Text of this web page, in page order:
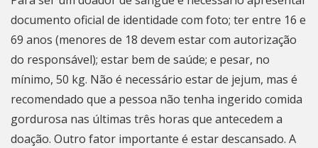
documento oficial de identidade com foto; ter entre 16 e
69 anos (menores de 18 devem estar com autorização
do responsável); estar bem de saúde; e pesar, no
mínimo, 50 kg. Não é necessário estar de jejum, mas é
recomendado que a pessoa não tenha ingerido comida
gordurosa nas últimas três horas que antecedem a
doação. Outro fator importante é estar descansado. A